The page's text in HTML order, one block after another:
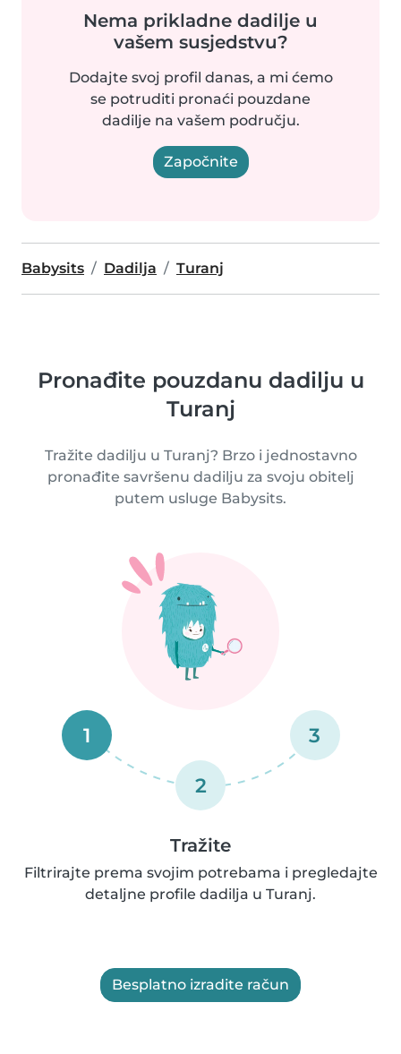
Nema prikladne dadilje u
vašem susjedstvu?
Dodajte svoj profil danas, a mi ćemo
se potruditi pronaći pouzdane
dadilje na vašem području.
Započnite
Babysits Dadilja Turanj
Pronađite pouzdanu dadilju u
Turanj
Tražite dadilju u Turanj? Brzo i jednostavno
pronađite savršenu dadilju za svoju obitelj
putem usluge Babysits.
1
2
3
Tražite
Filtrirajte prema svojim potrebama i pregledajte
detaljne profile dadilja u Turanj.
Besplatno izradite račun